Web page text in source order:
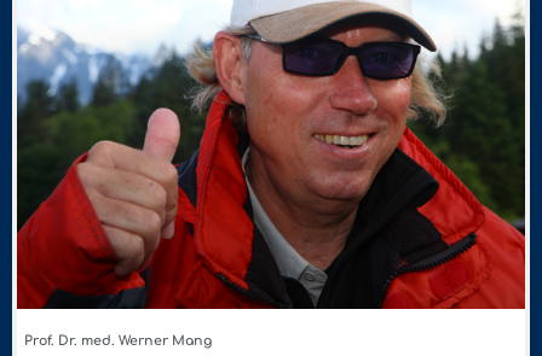
Prof. Dr. med. Werner Mang